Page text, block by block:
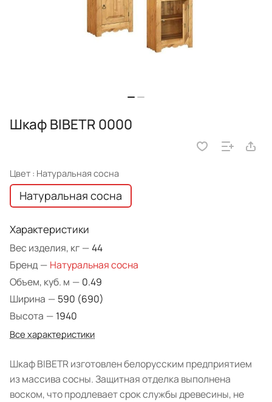
Шкаф BIBETR 0000
Цвет : Натуральная сосна
Натуральная сосна
Характеристики
Вес изделия, кг —44
Бренд — Натуральная сосна
Объем, куб. м — 0.49
Ширина — 590 (690)
Высота — 1940
Все характеристики
Шкаф BIBETR изготовлен белорусским предприятием
из массива сосны. Защитная отделка выполнена
воском, что продлевает срок службы древесины, не